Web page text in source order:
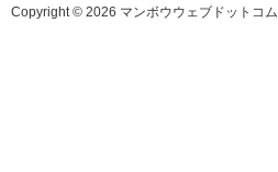
Copyright © 2026 マンボウウェブドットコム